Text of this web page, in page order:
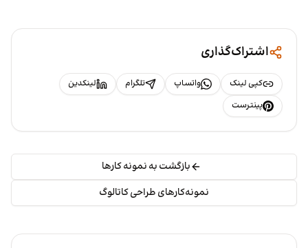
اشتراک‌گذاری
کپی لینک واتساپ تلگرام
لینکدین
پینترست
بازگشت به نمونه کارها
نمونه‌کارهای طراحی کاتالوگ